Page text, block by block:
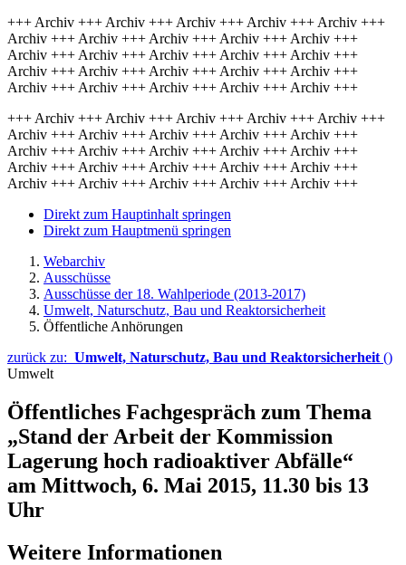
+++ Archiv +++ Archiv +++ Archiv +++ Archiv +++ Archiv +++
Archiv +++ Archiv +++ Archiv +++ Archiv +++ Archiv +++
Archiv +++ Archiv +++ Archiv +++ Archiv +++ Archiv +++
Archiv +++ Archiv +++ Archiv +++ Archiv +++ Archiv +++
Archiv +++ Archiv +++ Archiv +++ Archiv +++ Archiv +++
+++ Archiv +++ Archiv +++ Archiv +++ Archiv +++ Archiv +++
Archiv +++ Archiv +++ Archiv +++ Archiv +++ Archiv +++
Archiv +++ Archiv +++ Archiv +++ Archiv +++ Archiv +++
Archiv +++ Archiv +++ Archiv +++ Archiv +++ Archiv +++
Archiv +++ Archiv +++ Archiv +++ Archiv +++ Archiv +++
Direkt zum Hauptinhalt springen
Direkt zum Hauptmenü springen
Webarchiv
Ausschüsse
Ausschüsse der 18. Wahlperiode (2013-2017)
Umwelt, Naturschutz, Bau und Reaktorsicherheit
Öffentliche Anhörungen
zurück zu: Umwelt, Naturschutz, Bau und Reaktorsicherheit ()
Umwelt
Öffentliches Fachgespräch zum Thema
„Stand der Arbeit der Kommission
Lagerung hoch radioaktiver Abfälle“
am Mittwoch, 6. Mai 2015, 11.30 bis 13
Uhr
Weitere Informationen